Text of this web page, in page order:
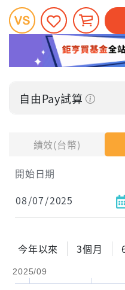
績效(台幣)
開始日期
今年以來 3個月
2025/09
自由Pay試算
每月Pay出方式
依金額
0% 年